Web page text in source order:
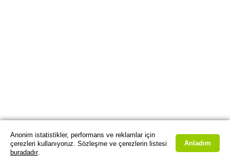
Anonim istatistikler, performans ve reklamlar için
çerezleri kullanıyoruz. Sözleşme ve çerezlerin listesi
buradadır.
Anladım